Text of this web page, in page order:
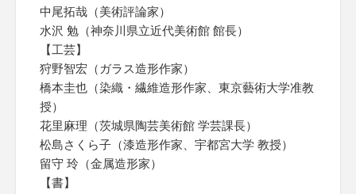
中尾拓哉（美術評論家）
水沢 勉（神奈川県立近代美術館 館長）
【工芸】
狩野智宏（ガラス造形作家）
橋本圭也（染織・繊維造形作家、東京藝術大学准教
授）
花里麻理（茨城県陶芸美術館 学芸課長）
松島さくら子（漆造形作家、宇都宮大学 教授）
留守 玲（金属造形家）
【書】